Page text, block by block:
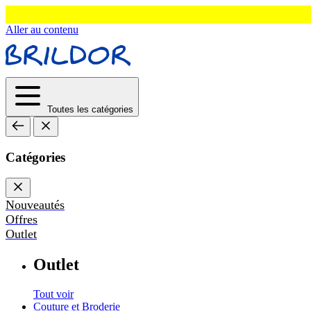
Aller au contenu
Toutes les catégories
Catégories
Nouveautés
Offres
Outlet
Outlet
Tout voir
Couture et Broderie